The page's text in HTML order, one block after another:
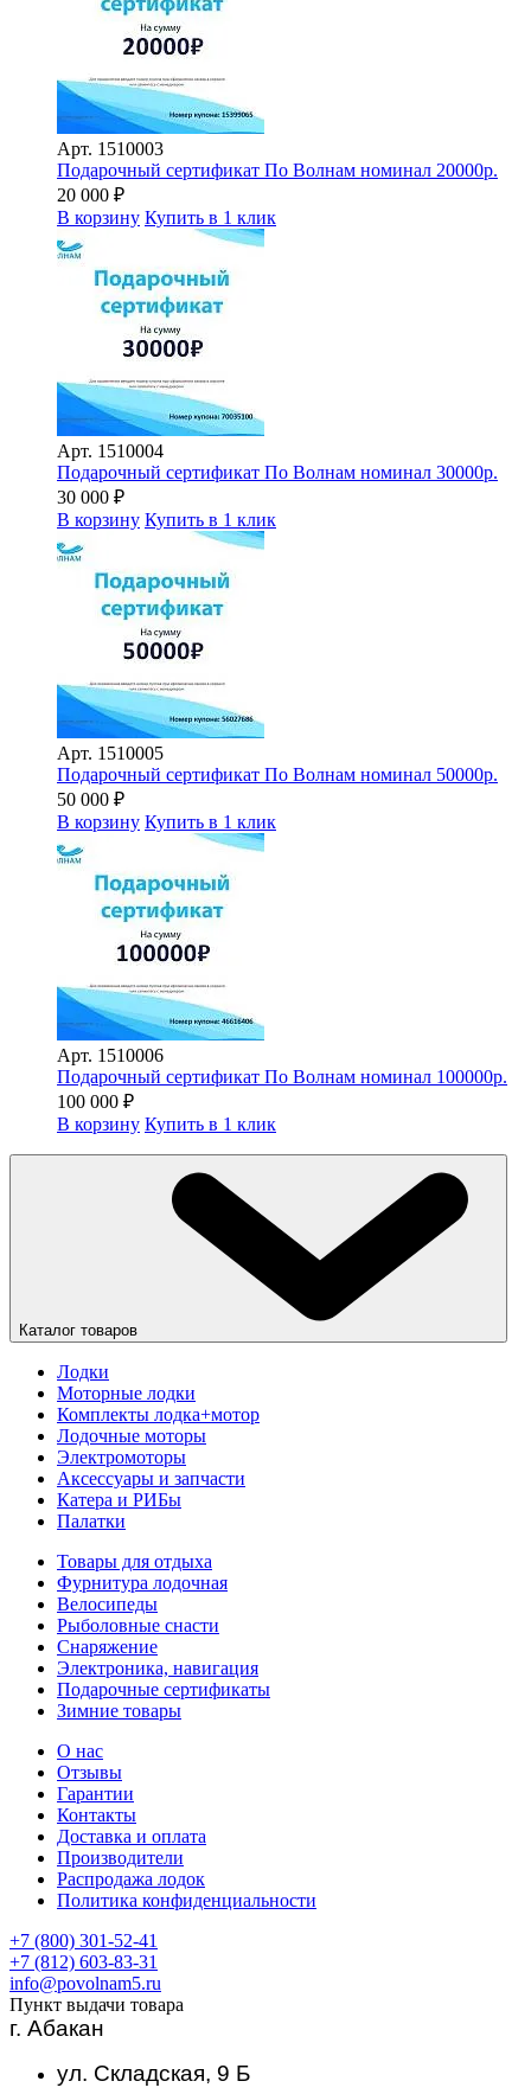
Арт. 1510003
Подарочный сертификат По Волнам номинал 20000р.
20 000 ₽
В корзину Купить в 1 клик
Арт. 1510004
Подарочный сертификат По Волнам номинал 30000р.
30 000 ₽
В корзину Купить в 1 клик
Арт. 1510005
Подарочный сертификат По Волнам номинал 50000р.
50 000 ₽
В корзину Купить в 1 клик
Арт. 1510006
Подарочный сертификат По Волнам номинал 100000р.
100 000 ₽
В корзину Купить в 1 клик
Каталог товаров
Лодки
Моторные лодки
Комплекты лодка+мотор
Лодочные моторы
Электромоторы
Аксессуары и запчасти
Катера и РИБы
Палатки
Товары для отдыха
Фурнитура лодочная
Велосипеды
Рыболовные снасти
Снаряжение
Электроника, навигация
Подарочные сертификаты
Зимние товары
О нас
Отзывы
Гарантии
Контакты
Доставка и оплата
Производители
Распродажа лодок
Политика конфиденциальности
+7 (800) 301-52-41
+7 (812) 603-83-31
info@povolnam5.ru
Пункт выдачи товара
г. Абакан
ул. Складская, 9 Б